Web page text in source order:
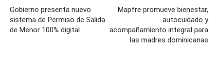
Gobierno presenta nuevo
sistema de Permiso de Salida
de Menor 100% digital
Mapfre promueve bienestar,
autocuidado y
acompañamiento integral para
las madres dominicanas